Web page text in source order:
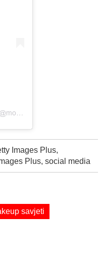
Објава коју дели Monica Orlanda (@monica_orlanda)
Images Plus,
Plus, social media
savjeti